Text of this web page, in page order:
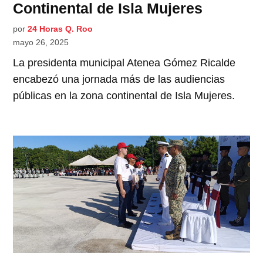
Continental de Isla Mujeres
por 24 Horas Q. Roo
mayo 26, 2025
La presidenta municipal Atenea Gómez Ricalde
encabezó una jornada más de las audiencias
públicas en la zona continental de Isla Mujeres.